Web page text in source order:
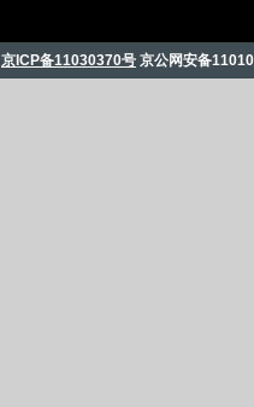
京ICP备11030370号 京公网安备